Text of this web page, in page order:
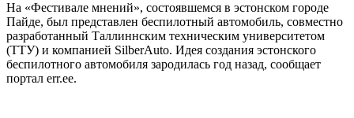
На «Фестивале мнений», состоявшемся в эстонском городе
Пайде, был представлен беспилотный автомобиль, совместно
разработанный Таллиннским техническим университетом
(ТТУ) и компанией SilberAuto. Идея создания эстонского
беспилотного автомобиля зародилась год назад, сообщает
портал err.ee.